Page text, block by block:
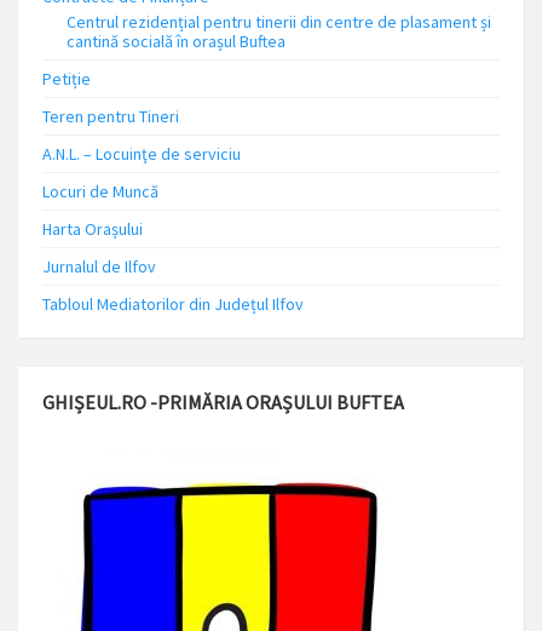
Centrul rezidențial pentru tinerii din centre de plasament și
cantină socială în orașul Buftea
Petiție
Teren pentru Tineri
A.N.L. – Locuinţe de serviciu
Locuri de Muncă
Harta Orașului
Jurnalul de Ilfov
Tabloul Mediatorilor din Județul Ilfov
GHIȘEUL.RO -PRIMĂRIA ORAȘULUI BUFTEA